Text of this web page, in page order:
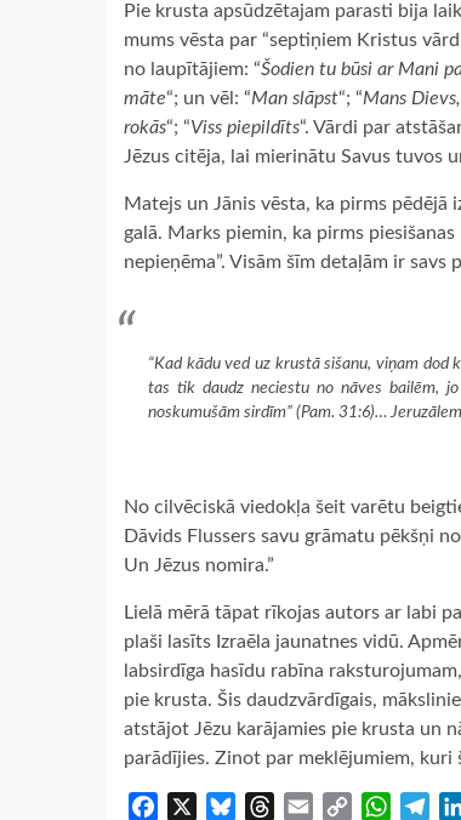
Pie krusta apsūdzētajam parasti bija
mums vēsta par “septiņiem Kristus
no laupītājiem: “Šodien tu būsi ar Mani
māte“; un vēl: “Man slāpst“; “Mans
rokās“; “Viss piepildīts“. Vārdi par
Jēzus citēja, lai mierinātu Savus tuvos
Matejs un Jānis vēsta, ka pirms pēdējā
galā. Marks piemin, ka pirms
nepieņēma”. Visām šīm detaļām ir savs
“Kad kādu ved uz krustā sišanu, viņam dod
tas tik daudz neciestu no nāves bailēm,
noskumušām sirdīm” (Pam. 31:6)…
No cilvēciskā viedokļa šeit varētu
Dāvids Flussers savu grāmatu pēkšņi
Un Jēzus nomira.”
Lielā mērā tāpat rīkojas autors ar labi
plaši lasīts Izraēla jaunatnes vidū.
labsirdīga hasīdu rabīna
pie krusta. Šis daudzvārdīgais,
atstājot Jēzu karājamies pie krusta un
parādījies. Zinot par meklējumiem,
Facebook BlueskyThreads
Email Copy